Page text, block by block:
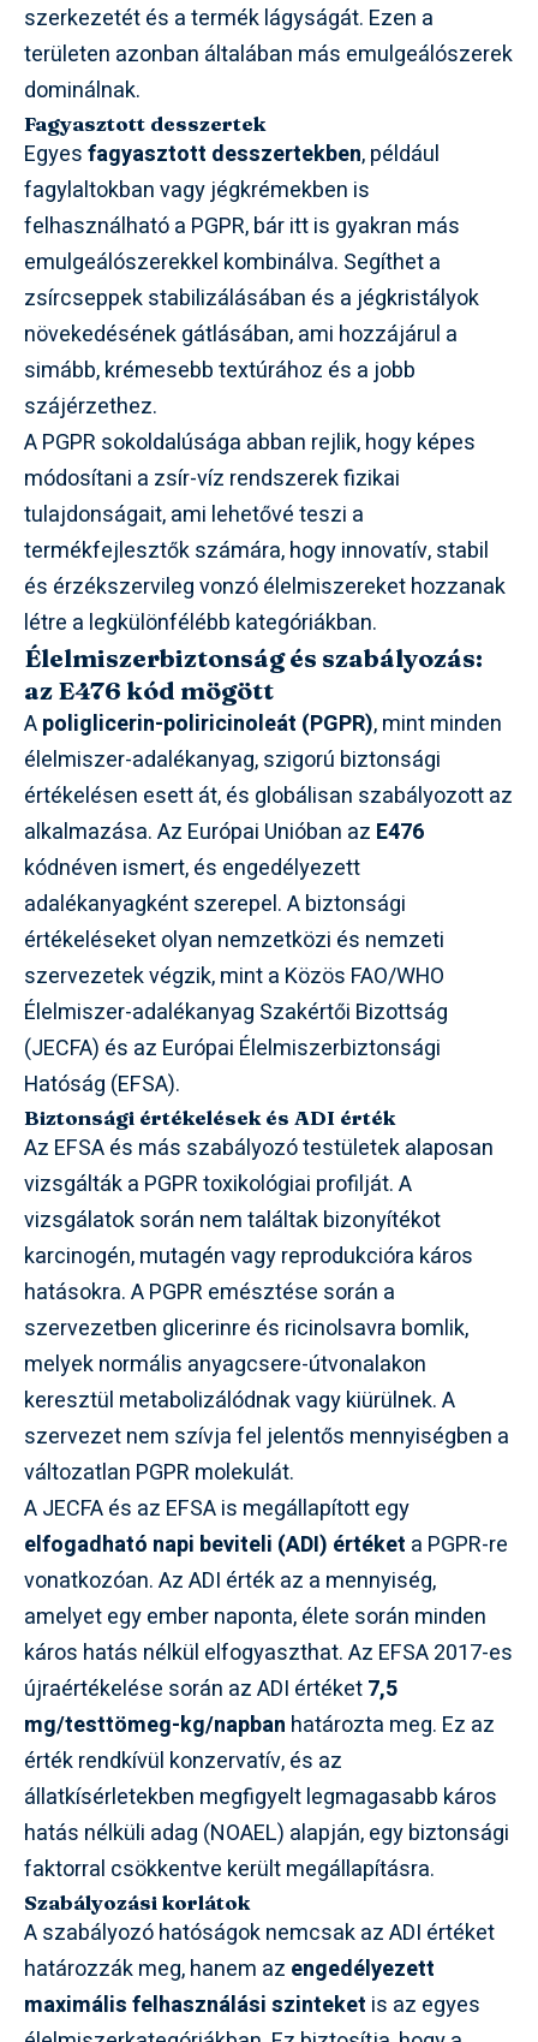
szerkezetét és a termék lágyságát. Ezen a
területen azonban általában más emulgeálószerek
dominálnak.
Fagyasztott desszertek
Egyesfagyasztott desszertekben, például
fagylaltokban vagy jégkrémekben is
felhasználható a PGPR, bár itt is gyakran más
emulgeálószerekkel kombinálva. Segíthet a
zsírcseppek stabilizálásában és a jégkristályok
növekedésének gátlásában, ami hozzájárul a
simább, krémesebb textúrához és a jobb
szájérzethez.
A PGPR sokoldalúsága abban rejlik, hogy képes
módosítani a zsír-víz rendszerek fizikai
tulajdonságait, ami lehetővé teszi a
termékfejlesztők számára, hogy innovatív, stabil
és érzékszervileg vonzó élelmiszereket hozzanak
létre a legkülönfélébb kategóriákban.
Élelmiszerbiztonság és szabályozás:
az E476 kód mögött
Apoliglicerin-poliricinoleát (PGPR), mint minden
élelmiszer-adalékanyag, szigorú biztonsági
értékelésen esett át, és globálisan szabályozott az
alkalmazása. Az Európai Unióban az E476
kódnéven ismert, és engedélyezett
adalékanyagként szerepel. A biztonsági
értékeléseket olyan nemzetközi és nemzeti
szervezetek végzik, mint a Közös FAO/WHO
Élelmiszer-adalékanyag Szakértői Bizottság
(JECFA) és az Európai Élelmiszerbiztonsági
Hatóság (EFSA).
Biztonsági értékelések és ADI érték
Az EFSA és más szabályozó testületek alaposan
vizsgálták a PGPR toxikológiai profilját. A
vizsgálatok során nem találtak bizonyítékot
karcinogén, mutagén vagy reprodukcióra káros
hatásokra. A PGPR emésztése során a
szervezetben glicerinre és ricinolsavra bomlik,
melyek normális anyagcsere-útvonalakon
keresztül metabolizálódnak vagy kiürülnek. A
szervezet nem szívja fel jelentős mennyiségben a
változatlan PGPR molekulát.
A JECFA és az EFSA is megállapított egy
elfogadható napi beviteli (ADI) értéket a PGPR-re
vonatkozóan. Az ADI érték az a mennyiség,
amelyet egy ember naponta, élete során minden
káros hatás nélkül elfogyaszthat. Az EFSA 2017-es
újraértékelése során az ADI értéket7,5
mg/testtömeg-kg/napban határozta meg. Ez az
érték rendkívül konzervatív, és az
állatkísérletekben megfigyelt legmagasabb káros
hatás nélküli adag (NOAEL) alapján, egy biztonsági
faktorral csökkentve került megállapításra.
Szabályozási korlátok
A szabályozó hatóságok nemcsak az ADI értéket
határozzák meg, hanem az engedélyezett
maximális felhasználási szinteket is az egyes